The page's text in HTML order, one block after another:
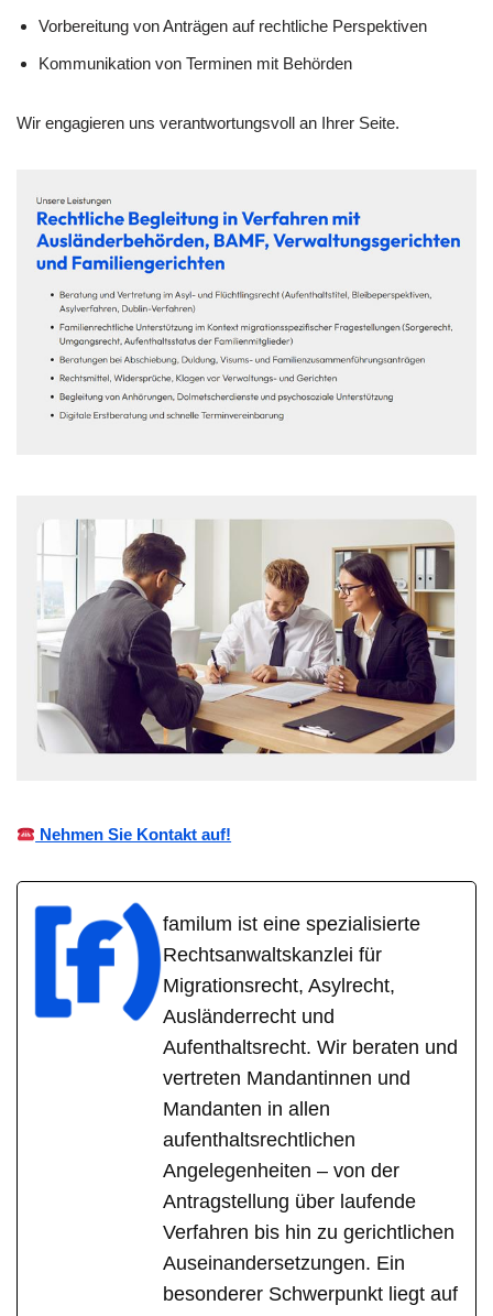
Vorbereitung von Anträgen auf rechtliche Perspektiven
Kommunikation von Terminen mit Behörden
Wir engagieren uns verantwortungsvoll an Ihrer Seite.
Nehmen Sie Kontakt auf!
familum ist eine spezialisierte
Rechtsanwaltskanzlei für
Migrationsrecht, Asylrecht,
Ausländerrecht und
Aufenthaltsrecht. Wir beraten und
vertreten Mandantinnen und
Mandanten in allen
aufenthaltsrechtlichen
Angelegenheiten – von der
Antragstellung über laufende
Verfahren bis hin zu gerichtlichen
Auseinandersetzungen. Ein
besonderer Schwerpunkt liegt auf